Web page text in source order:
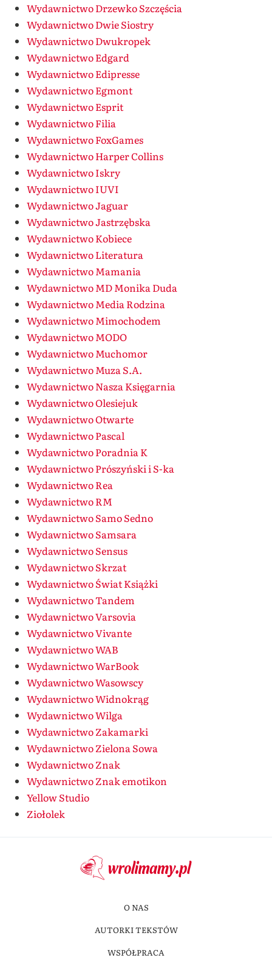
Wydawnictwo Drzewko Szczęścia
Wydawnictwo Dwie Siostry
Wydawnictwo Dwukropek
Wydawnictwo Edgard
Wydawnictwo Edipresse
Wydawnictwo Egmont
Wydawnictwo Esprit
Wydawnictwo Filia
Wydawnictwo FoxGames
Wydawnictwo Harper Collins
Wydawnictwo Iskry
Wydawnictwo IUVI
Wydawnictwo Jaguar
Wydawnictwo Jastrzębska
Wydawnictwo Kobiece
Wydawnictwo Literatura
Wydawnictwo Mamania
Wydawnictwo MD Monika Duda
Wydawnictwo Media Rodzina
Wydawnictwo Mimochodem
Wydawnictwo MODO
Wydawnictwo Muchomor
Wydawnictwo Muza S.A.
Wydawnictwo Nasza Księgarnia
Wydawnictwo Olesiejuk
Wydawnictwo Otwarte
Wydawnictwo Pascal
Wydawnictwo Poradnia K
Wydawnictwo Prószyński i S-ka
Wydawnictwo Rea
Wydawnictwo RM
Wydawnictwo Samo Sedno
Wydawnictwo Samsara
Wydawnictwo Sensus
Wydawnictwo Skrzat
Wydawnictwo Świat Książki
Wydawnictwo Tandem
Wydawnictwo Varsovia
Wydawnictwo Vivante
Wydawnictwo WAB
Wydawnictwo WarBook
Wydawnictwo Wasowscy
Wydawnictwo Widnokrąg
Wydawnictwo Wilga
Wydawnictwo Zakamarki
Wydawnictwo Zielona Sowa
Wydawnictwo Znak
Wydawnictwo Znak emotikon
Yellow Studio
Ziołolek
O NAS
AUTORKI TEKSTÓW
WSPÓŁPRACA